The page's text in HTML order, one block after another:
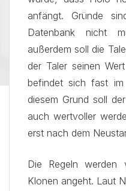
anfängt. Gründe
Datenbank nicht
außerdem soll die
der Taler seinen
befindet sich fast im
diesem Grund soll
auch wertvoller
erst nach dem
Die Regeln werden
Klonen angeht. Laut